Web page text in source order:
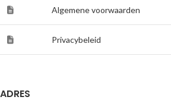
Algemene voorwaarden
Privacybeleid
ADRES